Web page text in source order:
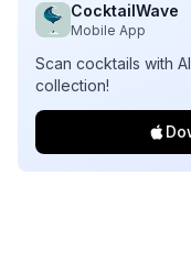
CocktailWave
Mobile App
Scan cocktails with
collection!